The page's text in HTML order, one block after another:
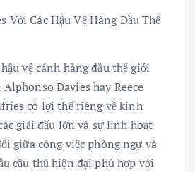
Với Các Hậu Vệ Hàng Đầu Thế
vệ cánh hàng đầu thế giới
Davies hay Reece
có lợi thế riêng về kinh
giải đấu lớn và sự linh hoạt
giữa công việc phòng ngự và
cầu thủ hiện đại phù hợp với